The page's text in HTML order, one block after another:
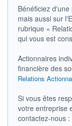
19 093 MGBX
LIMITE À LA
BAISSE
622,665
ESTIMÉ 2026
-
DERNIER
0,00 GBX
PROCHAIN
DIVIDENDE
Bénéficiez
mais aussi sur
rubrique «
qui vous est
Actionnaires
financière des
Relations
Si vous êtes
votre entreprise
contactez-nous :